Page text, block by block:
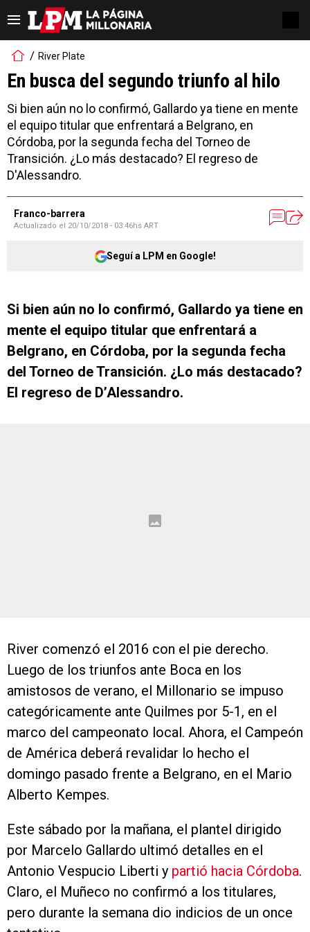
River Plate
En busca del segundo triunfo al hilo
Si bien aún no lo confirmó, Gallardo ya tiene en mente
el equipo titular que enfrentará a Belgrano, en
Córdoba, por la segunda fecha del Torneo de
Transición. ¿Lo más destacado? El regreso de
D'Alessandro.
Franco-barrera
Actualizado el 20/10/2018 - 03:46hs ART
Seguí a LPM en Google!
Si bien aún no lo confirmó, Gallardo ya tiene en
mente el equipo titular que enfrentará a
Belgrano, en Córdoba, por la segunda fecha
del Torneo de Transición. ¿Lo más destacado?
El regreso de D’Alessandro.
River comenzó el 2016 con el pie derecho.
Luego de los triunfos ante Boca en los
amistosos de verano, el Millonario se impuso
categóricamente ante Quilmes por 5-1, en el
marco del campeonato local. Ahora, el Campeón
de América deberá revalidar lo hecho el
domingo pasado frente a Belgrano, en el Mario
Alberto Kempes.
Este sábado por la mañana, el plantel dirigido
por Marcelo Gallardo ultimó detalles en el
Antonio Vespucio Liberti y partió hacia Córdoba.
Claro, el Muñeco no confirmó a los titulares,
pero durante la semana dio indicios de un once